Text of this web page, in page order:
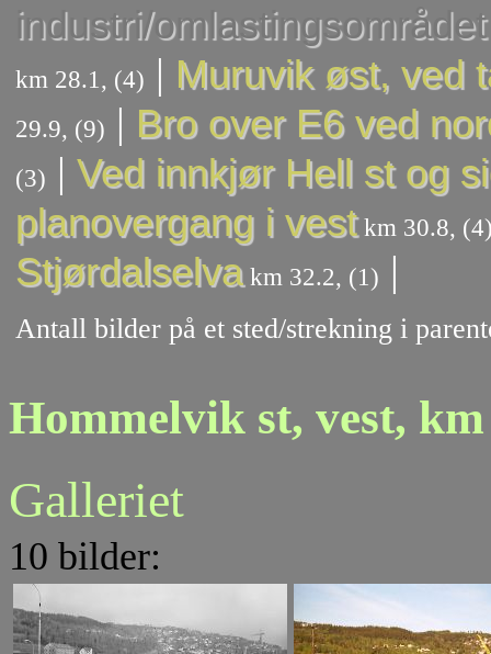
industri/omlastingsområdet
km 28.1, (4) | Muruvik øst, ved
29.9, (9) | Bro over E6 ved
(3) | Ved innkjør Hell st og
planovergang i vestkm 30.8,
Stjørdalselvakm 32.2, (1) |
Antall bilder på et sted/strekning i
Hommelvik st, vest,
Galleriet
10 bilder: